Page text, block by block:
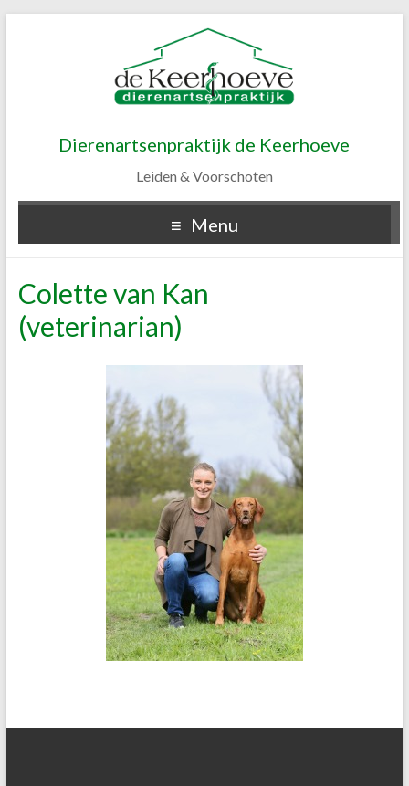
Dierenartsenpraktijk de Keerhoeve
Leiden & Voorschoten
Menu
Colette van Kan
(veterinarian)